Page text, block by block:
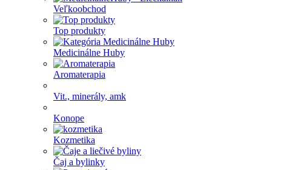
Veľkoobchod
Top produkty
Medicinálne Huby
Aromaterapia
Vit., minerály, amk
Konope
Kozmetika
Čaj a bylinky